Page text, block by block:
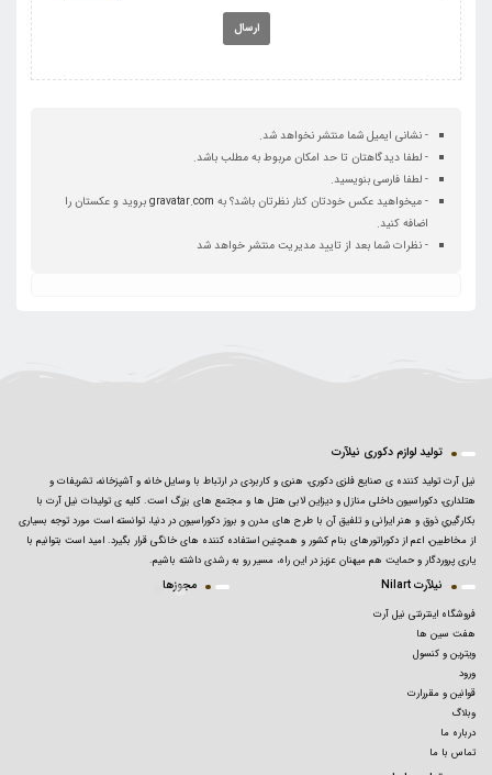
ارسال
- نشانی ایمیل شما منتشر نخواهد شد.
- لطفا دیدگاهتان تا حد امکان مربوط به مطلب باشد.
- لطفا فارسی بنویسید.
- میخواهید عکس خودتان کنار نظرتان باشد؟ به gravatar.comبروید و عکستان را
اضافه کنید.
- نظرات شما بعد از تایید مدیریت منتشر خواهد شد
تولید لوازم دکوری نیلآرت
نیل آرت تولید کننده ی صنایع فلزی دکوری، هنری و کاربردی در ارتباط با وسایل خانه و آشپزخانه، تشریفات و
هتلداری، دکوراسیون داخلی منازل و دیزاین لابی هتل ها و مجتمع های بزرگ است. کلیه ی تولیدات نیل آرت با
بکارگیریِ ذوق و هنر ایرانی و تلفیق آن با طرح های مدرن و بروز دکوراسیون در دنیا، توانسته است مورد توجه بسیاری
از مخاطبین، اعم از دکوراتورهای بنام کشور و همچنین استفاده کننده های خانگی قرار بگیرد. امید است بتوانیم با
یاری پروردگار و حمایت هم میهنان عزیز در این راه، مسیر رو به رشدی داشته باشیم.
نیلآرت Nilart
فروشگاه اینترنتی نیل آرت
هفت سین ها
ویترین و کنسول
ورود
قوانین و مقررارت
وبلاگ
درباره ما
تماس با ما
مجوزها